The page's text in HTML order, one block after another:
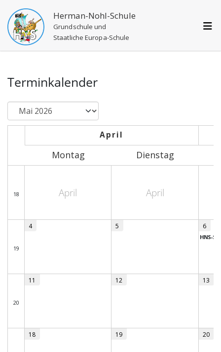
Herman-Nohl-Schule
Grundschule und
Staatliche Europa-Schule
Terminkalender
April
Montag Dienstag
18 April April
19
4 5 6
HNS-
20
11 12 13
18 19 20